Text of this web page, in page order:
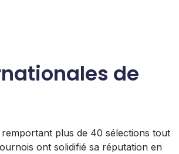
de
plus de 40 sélections tout
ont solidifié sa réputation en